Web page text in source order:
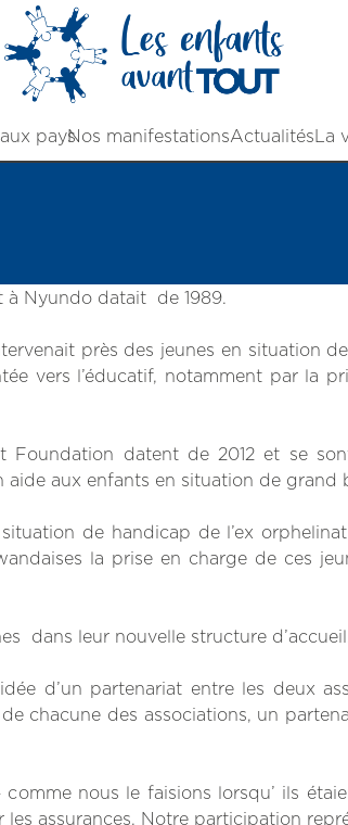
paysNos manifestationsActualitésLa
à Nyundo datait de 1989.
près des jeunes en situation
vers l’éducatif, notamment par la
datent de 2012 et se
aux enfants en situation de grand
de handicap de l’ex
la prise en charge de ces
dans leur nouvelle structure
d’un partenariat entre les deux
chacune des associations, un
nous le faisions lorsqu’ ils
assurances. Notre participation